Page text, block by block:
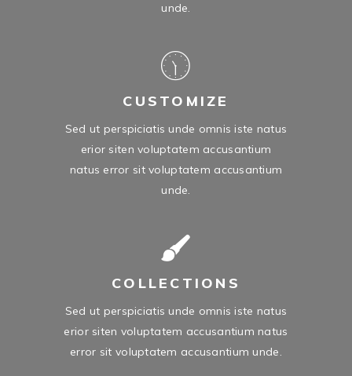
unde.
CUSTOMIZE
Sed ut perspiciatis unde omnis iste natus
erior siten voluptatem accusantium
natus error sit voluptatem accusantium
unde.
COLLECTIONS
Sed ut perspiciatis unde omnis iste natus
erior siten voluptatem accusantium natus
error sit voluptatem accusantium unde.